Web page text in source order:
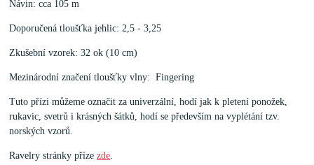
Návin: cca 105 m
Doporučená tloušťka jehlic: 2,5 - 3,25
Zkušební vzorek: 32 ok (10 cm)
Mezinárodní značení tloušťky vlny: Fingering
Tuto přízi můžeme označit za univerzální, hodí jak k pletení ponožek,
rukavic, svetrů i krásných šátků, hodí se především na vyplétání tzv.
norských vzorů.
Ravelry stránky přízezde